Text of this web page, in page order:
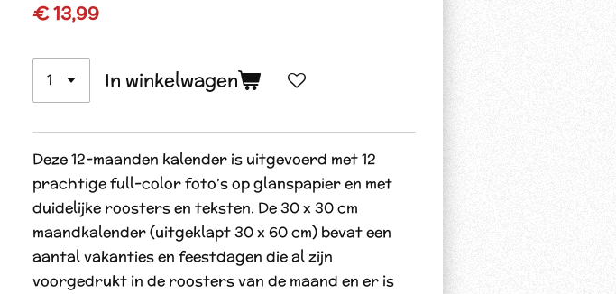
€ 13,99
In winkelwagen
Deze 12-maanden kalender is uitgevoerd met 12
prachtige full-color foto’s op glanspapier en met
duidelijke roosters en teksten. De 30 x 30 cm
maandkalender (uitgeklapt 30 x 60 cm) bevat een
aantal vakanties en feestdagen die al zijn
voorgedrukt in de roosters van de maand en er is